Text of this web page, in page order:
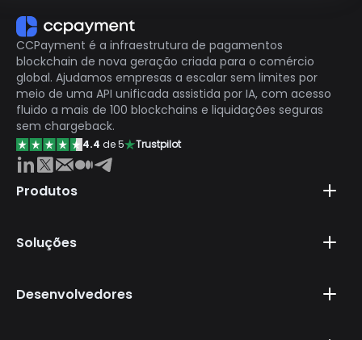
CCPayment é a infraestrutura de pagamentos
blockchain de nova geração criada para o comércio
global. Ajudamos empresas a escalar sem limites por
meio de uma API unificada assistida por IA, com acesso
fluido a mais de 100 blockchains e liquidações seguras
sem chargeback.
4.4 de 5 Trustpilot
Produtos
Soluções
Desenvolvedores